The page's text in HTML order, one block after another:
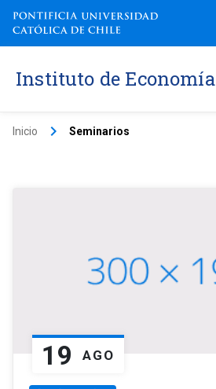
Instituto de Economía
Inicio keyboard_arrow_right Seminarios
19 AGO